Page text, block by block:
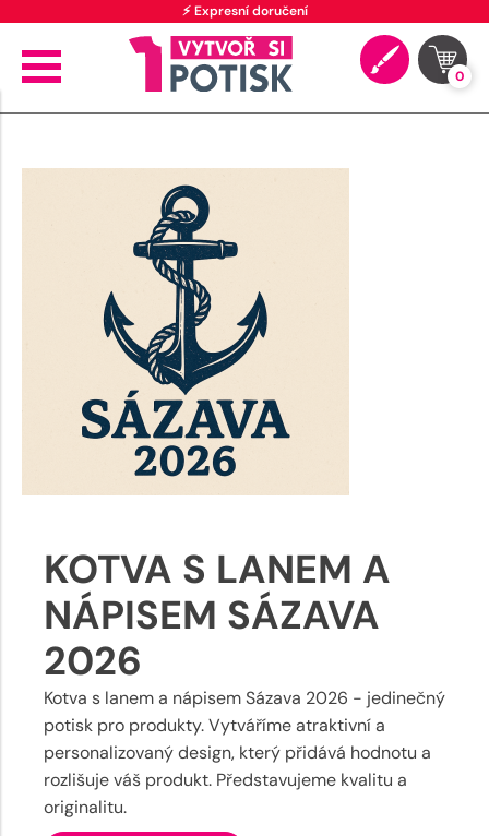
⚡ Expresní doručení
0
KOTVA S LANEM A
NÁPISEM SÁZAVA
2026
Kotva s lanem a nápisem Sázava 2026 - jedinečný
potisk pro produkty. Vytváříme atraktivní a
personalizovaný design, který přidává hodnotu a
rozlišuje váš produkt. Představujeme kvalitu a
originalitu.